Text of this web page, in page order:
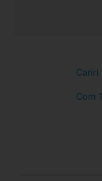
Cariri
Com